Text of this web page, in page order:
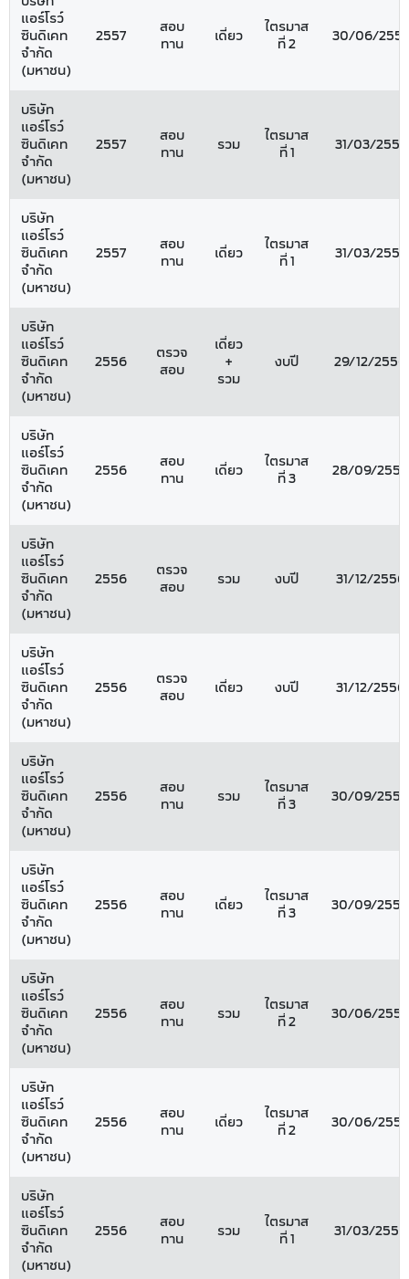
แอร์โรว์
ซินดิเคท
จำกัด
(มหาชน)
2557
สอบ
ทาน
เดี่ยว
ไตรมาส
ที่ 2
30/06/2557
บริษัท
แอร์โรว์
ซินดิเคท
จำกัด
(มหาชน)
2557
สอบ
ทาน
รวม
ไตรมาส
ที่ 1
31/03/2557
บริษัท
แอร์โรว์
ซินดิเคท
จำกัด
(มหาชน)
2557
สอบ
ทาน
เดี่ยว
ไตรมาส
ที่ 1
31/03/2557
บริษัท
แอร์โรว์
ซินดิเคท
จำกัด
(มหาชน)
2556
ตรวจ
สอบ
เดี่ยว
+
รวม
งบปี 29/12/2556
บริษัท
แอร์โรว์
ซินดิเคท
จำกัด
(มหาชน)
2556
สอบ
ทาน
เดี่ยว
ไตรมาส
ที่ 3
28/09/2556
บริษัท
แอร์โรว์
ซินดิเคท
จำกัด
(มหาชน)
2556
ตรวจ
สอบ
รวม งบปี 31/12/2556
บริษัท
แอร์โรว์
ซินดิเคท
จำกัด
(มหาชน)
2556
ตรวจ
สอบ
เดี่ยว งบปี 31/12/2556
บริษัท
แอร์โรว์
ซินดิเคท
จำกัด
(มหาชน)
2556
สอบ
ทาน
รวม
ไตรมาส
ที่ 3
30/09/2556
บริษัท
แอร์โรว์
ซินดิเคท
จำกัด
(มหาชน)
2556
สอบ
ทาน
เดี่ยว
ไตรมาส
ที่ 3
30/09/2556
บริษัท
แอร์โรว์
ซินดิเคท
จำกัด
(มหาชน)
2556
สอบ
ทาน
รวม
ไตรมาส
ที่ 2
30/06/2556
บริษัท
แอร์โรว์
ซินดิเคท
จำกัด
(มหาชน)
2556
สอบ
ทาน
เดี่ยว
ไตรมาส
ที่ 2
30/06/2556
บริษัท
แอร์โรว์
ซินดิเคท
จำกัด
(มหาชน)
2556
สอบ
ทาน
รวม
ไตรมาส
ที่ 1
31/03/2556